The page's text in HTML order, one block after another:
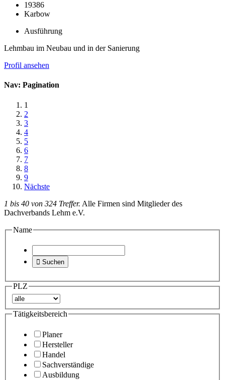
19386
Karbow
Ausführung
Lehmbau im Neubau und in der Sanierung
Profil ansehen
Nav: Pagination
1
2
3
4
5
6
7
8
9
Nächste
1 bis 40 von 324 Treffer. Alle Firmen sind Mitglieder des
Dachverbands Lehm e.V.
Name
 Suchen
PLZ
Tätigkeitsbereich
Planer
Hersteller
Handel
Sachverständige
Ausbildung